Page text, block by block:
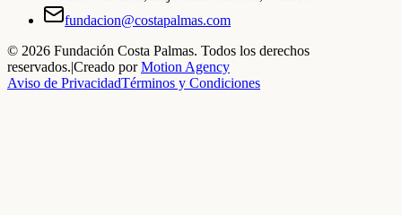
fundacion@costapalmas.com
© 2026 Fundación Costa Palmas. Todos los derechos
reservados.|Creado por Motion Agency
Aviso de PrivacidadTérminos y Condiciones